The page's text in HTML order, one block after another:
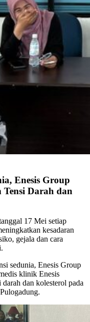
Enesis Group
Tensi Darah dan
17 Mei setiap
kesadaran
gejala dan cara
sedunia, Enesis Group
klinik Enesis
dan kolesterol pada